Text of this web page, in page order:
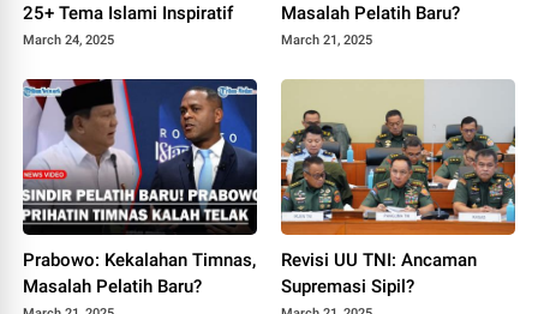
25+ Tema Islami Inspiratif
March 24, 2025
Masalah Pelatih Baru?
March 21, 2025
Prabowo: Kekalahan Timnas,
Masalah Pelatih Baru?
Revisi UU TNI: Ancaman
Supremasi Sipil?